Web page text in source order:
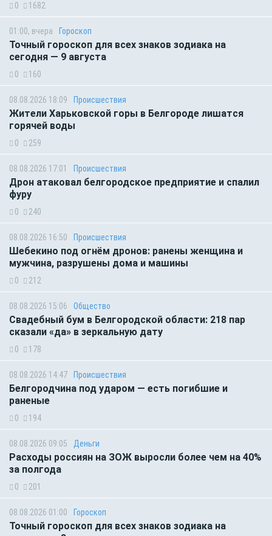
0 1682
01:00, вчера Гороскоп
Точный гороскоп для всех знаков зодиака на
сегодня — 9 августа
0 160
08.08.2026 18:09 Происшествия
Жители Харьковской горы в Белгороде лишатся
горячей воды
0 259
08.08.2026 17:01 Происшествия
Дрон атаковал белгородское предприятие и спалил
фуру
0 240
08.08.2026 16:50 Происшествия
Шебекино под огнём дронов: ранены женщина и
мужчина, разрушены дома и машины
0 212
08.08.2026 15:06 Общество
Свадебный бум в Белгородской области: 218 пар
сказали «да» в зеркальную дату
0 178
08.08.2026 14:47 Происшествия
Белгородчина под ударом — есть погибшие и
раненые
0 194
08.08.2026 09:05 Деньги
Расходы россиян на ЗОЖ выросли более чем на 40%
за полгода
0 201
08.08.2026 01:00 Гороскоп
Точный гороскоп для всех знаков зодиака на